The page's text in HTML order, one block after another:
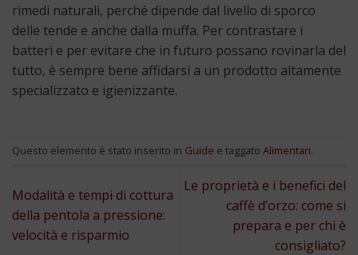
rimedi naturali, perché dipende dal livello di sporco
delle tende e anche dalla muffa. Per contrastare i
batteri e per evitare che in futuro possano rovinarla del
tutto, è sempre bene affidarsi a un prodotto altamente
specializzato e igienizzante.
Questo elemento è stato inserito in Guide e taggato Alimentari.
Modalità e tempi di cottura
della pentola a pressione:
velocità e risparmio
Le proprietà e i benefici del
caffè d’orzo: come si
prepara e per chi è
consigliato?